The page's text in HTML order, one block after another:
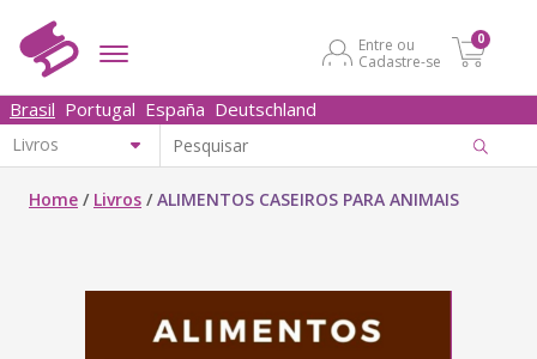
Entre ou
Cadastre-se
0
Brasil Portugal España Deutschland
Home / Livros /ALIMENTOS CASEIROS PARA ANIMAIS